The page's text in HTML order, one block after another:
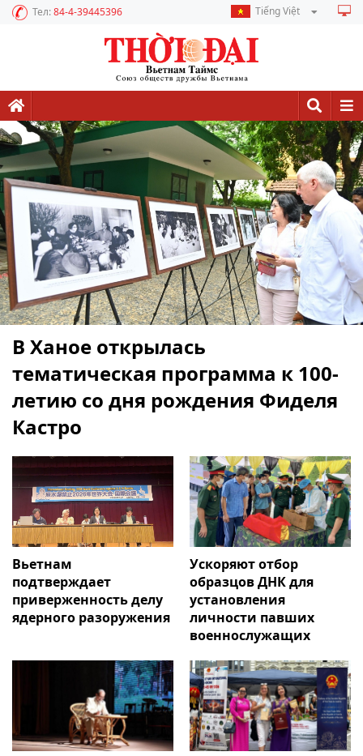
Тел:84-4-39445396 Tiếng Việt
В Ханое открылась
тематическая программа к 100-
летию со дня рождения Фиделя
Кастро
Вьетнам
подтверждает
приверженность делу
ядерного разоружения
Ускоряют отбор
образцов ДНК для
установления
личности павших
военнослужащих